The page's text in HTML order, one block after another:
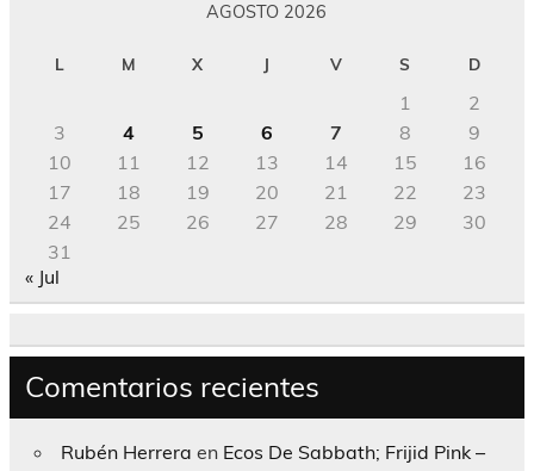
AGOSTO 2026
L M X J V S D
1
2
3
4 5 6 7 8
9
10
11 12 13 14 15
16
17
18 19 20 21 22
23
24
25 26 27 28 29
30
31
« Jul
Comentarios recientes
Rubén Herrera en Ecos De Sabbath; Frijid Pink –